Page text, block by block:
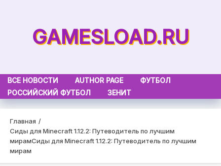
GAMESLOAD.RU
ВСЕ НОВОСТИ AUTHOR PAGE
ФУТБОЛ
РОССИЙСКИЙ ФУТБОЛ
ЗЕНИТ
Главная
Сиды для Minecraft 1.12.2: Путеводитель по лучшим
мирамСиды для Minecraft 1.12.2: Путеводитель по лучшим
мирам